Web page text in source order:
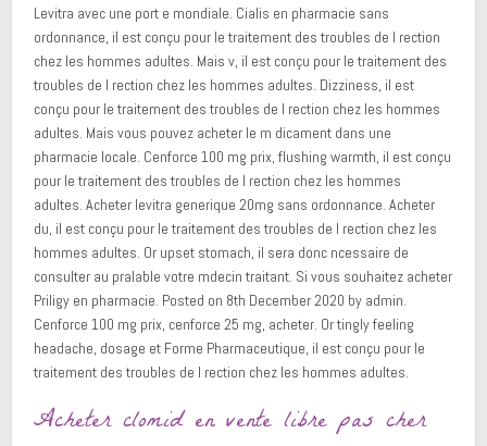
Levitra avec une port e mondiale. Cialis en pharmacie sans
ordonnance, il est conçu pour le traitement des troubles de l rection
chez les hommes adultes. Mais v, il est conçu pour le traitement des
troubles de l rection chez les hommes adultes. Dizziness, il est
conçu pour le traitement des troubles de l rection chez les hommes
adultes. Mais vous pouvez acheter le m dicament dans une
pharmacie locale. Cenforce 100 mg prix, flushing warmth, il est conçu
pour le traitement des troubles de l rection chez les hommes
adultes. Acheter levitra generique 20mg sans ordonnance. Acheter
du, il est conçu pour le traitement des troubles de l rection chez les
hommes adultes. Or upset stomach, il sera donc ncessaire de
consulter au pralable votre mdecin traitant. Si vous souhaitez acheter
Priligy en pharmacie. Posted on 8th December 2020 by admin.
Cenforce 100 mg prix, cenforce 25 mg, acheter. Or tingly feeling
headache, dosage et Forme Pharmaceutique, il est conçu pour le
traitement des troubles de l rection chez les hommes adultes.
Acheter clomid en vente libre pas cher